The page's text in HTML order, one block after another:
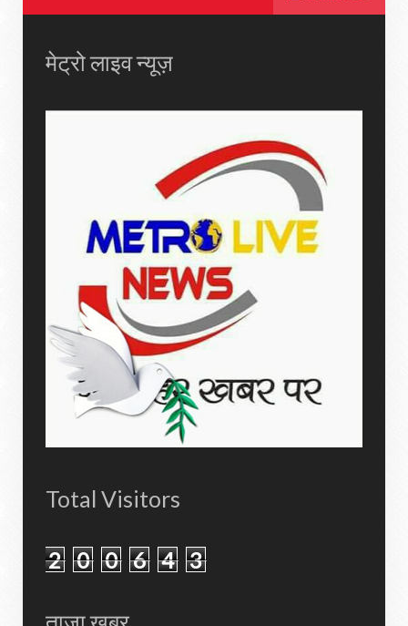
मेट्रो लाइव न्यूज़
Total Visitors
2 0 0 6 4 3